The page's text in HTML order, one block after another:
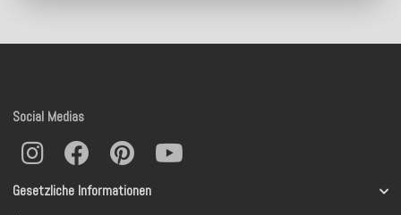
Gesetzliche Informationen
Social Medias